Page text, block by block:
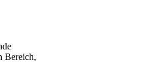
Bereich,